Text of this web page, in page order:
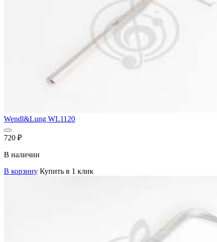
Wendl&Lung WL1120
720 ₽
В наличии
В корзину Купить в 1 клик